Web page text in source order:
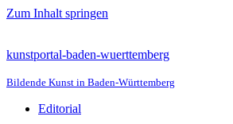
Zum Inhalt springen
kunstportal-baden-wuerttemberg
Bildende Kunst in Baden-Württemberg
Editorial